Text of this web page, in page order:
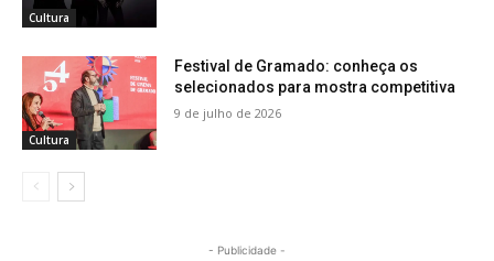
Cultura
Cultura
Festival de Gramado: conheça os
selecionados para mostra competitiva
9 de julho de 2026
- Publicidade -